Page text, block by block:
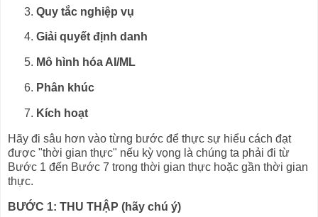
Quy tắc nghiệp vụ
Giải quyết định danh
Mô hình hóa AI/ML
Phân khúc
Kích hoạt
Hãy đi sâu hơn vào từng bước để thực sự hiểu cách đạt
được "thời gian thực" nếu kỳ vọng là chúng ta phải đi từ
Bước 1 đến Bước 7 trong thời gian thực hoặc gần thời gian
thực.
BƯỚC 1: THU THẬP (hãy chú ý)